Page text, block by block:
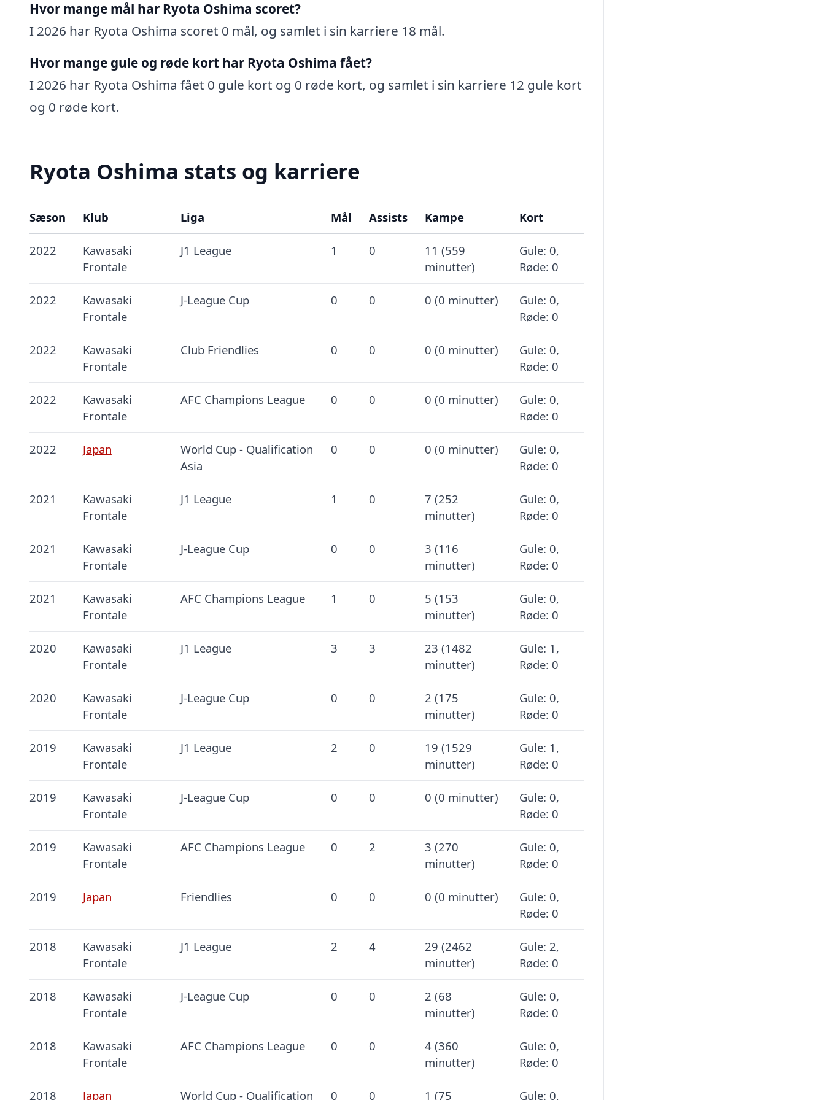
Hvor mange mål har Ryota Oshima scoret?
I 2026 har Ryota Oshima scoret 0 mål, og samlet i sin karriere 18 mål.
Hvor mange gule og røde kort har Ryota Oshima fået?
I 2026 har Ryota Oshima fået 0 gule kort og 0 røde kort, og samlet i sin karriere 12 gule kort
og 0 røde kort.
Ryota Oshima stats og karriere
Sæson Klub Liga Mål Assists Kampe Kort
2022
Kawasaki
Frontale
J1 League 1 0
11 (559
minutter)
Gule: 0,
Røde: 0
2022
Kawasaki
Frontale
J-League Cup 0 0 0 (0 minutter)
Gule: 0,
Røde: 0
2022
Kawasaki
Frontale
Club Friendlies 0 0 0 (0 minutter)
Gule: 0,
Røde: 0
2022
Kawasaki
Frontale
AFC Champions League 0 0 0 (0 minutter)
Gule: 0,
Røde: 0
2022 Japan
World Cup - Qualification
Asia
0 0 0 (0 minutter)
Gule: 0,
Røde: 0
2021
Kawasaki
Frontale
J1 League 1 0
7 (252
minutter)
Gule: 0,
Røde: 0
2021
Kawasaki
Frontale
J-League Cup 0 0
3 (116
minutter)
Gule: 0,
Røde: 0
2021
Kawasaki
Frontale
AFC Champions League 1 0
5 (153
minutter)
Gule: 0,
Røde: 0
2020
Kawasaki
Frontale
J1 League 3 3
23 (1482
minutter)
Gule: 1,
Røde: 0
2020
Kawasaki
Frontale
J-League Cup 0 0
2 (175
minutter)
Gule: 0,
Røde: 0
2019
Kawasaki
Frontale
J1 League 2 0
19 (1529
minutter)
Gule: 1,
Røde: 0
2019
Kawasaki
Frontale
J-League Cup 0 0 0 (0 minutter)
Gule: 0,
Røde: 0
2019
Kawasaki
Frontale
AFC Champions League 0 2
3 (270
minutter)
Gule: 0,
Røde: 0
2019 Japan Friendlies 0 0 0 (0 minutter)
Gule: 0,
Røde: 0
2018
Kawasaki
Frontale
J1 League 2 4
29 (2462
minutter)
Gule: 2,
Røde: 0
2018
Kawasaki
Frontale
J-League Cup 0 0
2 (68
minutter)
Gule: 0,
Røde: 0
2018
Kawasaki
Frontale
AFC Champions League 0 0
4 (360
minutter)
Gule: 0,
Røde: 0
2018 Japan World Cup - Qualification 0 0 1 (75 Gule: 0,